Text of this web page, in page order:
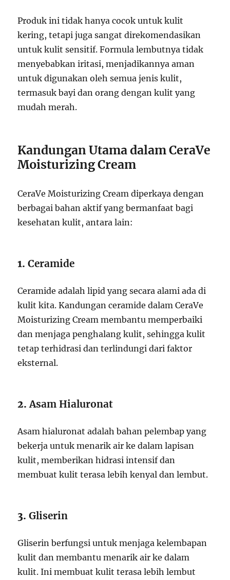
Produk ini tidak hanya cocok untuk kulit
kering, tetapi juga sangat direkomendasikan
untuk kulit sensitif. Formula lembutnya tidak
menyebabkan iritasi, menjadikannya aman
untuk digunakan oleh semua jenis kulit,
termasuk bayi dan orang dengan kulit yang
mudah merah.
Kandungan Utama dalam CeraVe
Moisturizing Cream
CeraVe Moisturizing Cream diperkaya dengan
berbagai bahan aktif yang bermanfaat bagi
kesehatan kulit, antara lain:
1.Ceramide
Ceramide adalah lipid yang secara alami ada di
kulit kita. Kandungan ceramide dalam CeraVe
Moisturizing Cream membantu memperbaiki
dan menjaga penghalang kulit, sehingga kulit
tetap terhidrasi dan terlindungi dari faktor
eksternal.
2.Asam Hialuronat
Asam hialuronat adalah bahan pelembap yang
bekerja untuk menarik air ke dalam lapisan
kulit, memberikan hidrasi intensif dan
membuat kulit terasa lebih kenyal dan lembut.
3.Gliserin
Gliserin berfungsi untuk menjaga kelembapan
kulit dan membantu menarik air ke dalam
kulit. Ini membuat kulit terasa lebih lembut